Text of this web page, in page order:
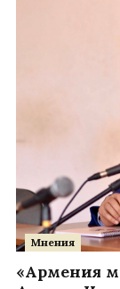
Мнения
«Армения